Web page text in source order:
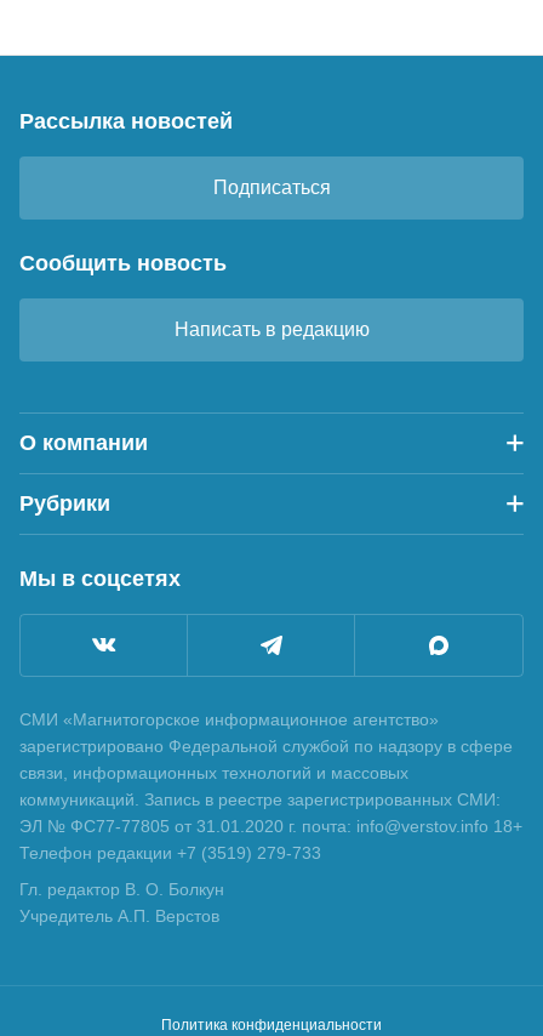
Рассылка новостей
Подписаться
Сообщить новость
Написать в редакцию
О компании
Рубрики
Мы в соцсетях
СМИ «Магнитогорское информационное агентство»
зарегистрировано Федеральной службой по надзору в сфере
связи, информационных технологий и массовых
коммуникаций. Запись в реестре зарегистрированных СМИ:
ЭЛ № ФС77-77805 от 31.01.2020 г. почта: info@verstov.info 18+
Телефон редакции +7 (3519) 279-733
Гл. редактор В. О. Болкун
Учредитель А.П. Верстов
Политика конфиденциальности